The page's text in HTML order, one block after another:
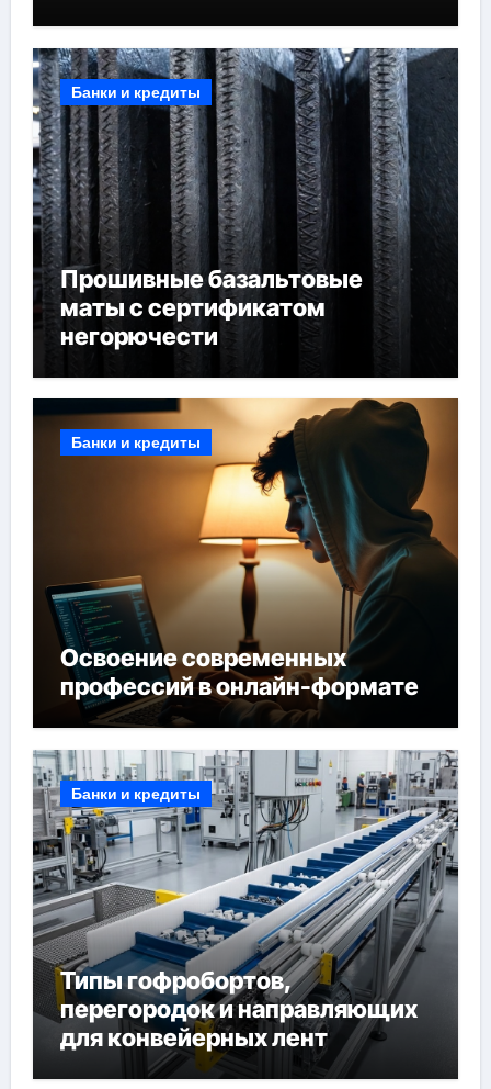
Банки и кредиты
Прошивные базальтовые
маты с сертификатом
негорючести
Банки и кредиты
Освоение современных
профессий в онлайн-формате
Банки и кредиты
Типы гофробортов,
перегородок и направляющих
для конвейерных лент